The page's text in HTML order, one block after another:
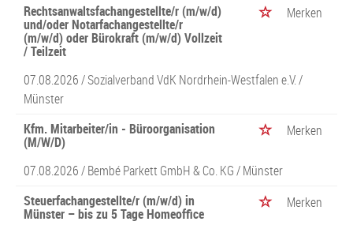
Rechtsanwaltsfachangestellte/r (m/w/d)
und/oder Notarfachangestellte/r
(m/w/d) oder Bürokraft (m/w/d) Vollzeit
/ Teilzeit
Merken
07.08.2026 /Sozialverband VdK Nordrhein-Westfalen e.V./
Münster
Kfm. Mitarbeiter/in - Büroorganisation
(M/W/D)
Merken
07.08.2026 /Bembé Parkett GmbH & Co. KG/ Münster
Steuerfachangestellte/r (m/w/d) in
Münster – bis zu 5 Tage Homeoffice
Merken